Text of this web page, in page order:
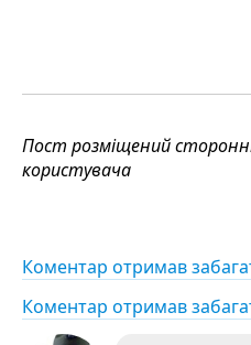
Пост розміщений
користувача
Коментар отримав
Коментар отримав